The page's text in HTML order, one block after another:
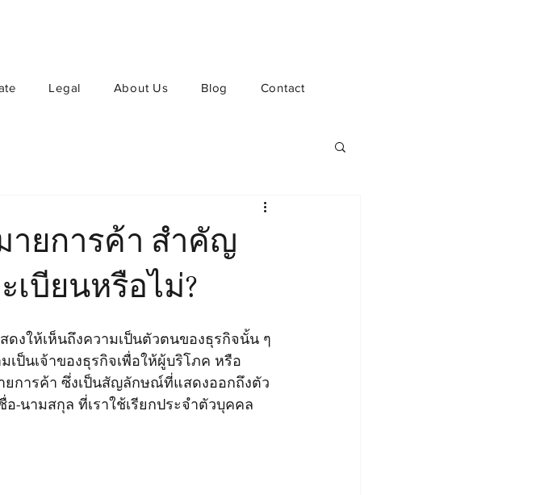
Legal About Us Blog Contact
ายการค้า สำคัญ
เบียนหรือไม่?
ป็นเจ้าของธุรกิจเพื่อให้ผู้บริโภค หรือ
ยการค้า ซึ่งเป็นสัญลักษณ์ที่แสดงออกถึงตัว
-นามสกุล ที่เราใช้เรียกประจำตัวบุคคล